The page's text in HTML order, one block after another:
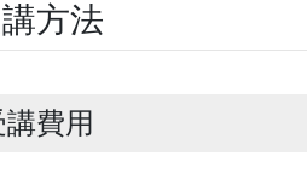
方法
講費用